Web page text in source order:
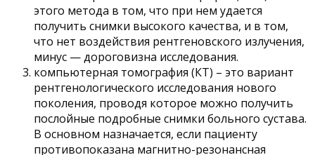
этого метода в том, что при нем удается
получить снимки высокого качества, и в том,
что нет воздействия рентгеновского излучения,
минус — дороговизна исследования.
компьютерная томография (КТ) – это вариант
рентгенологического исследования нового
поколения, проводя которое можно получить
послойные подробные снимки больного сустава.
В основном назначается, если пациенту
противопоказана магнитно-резонансная